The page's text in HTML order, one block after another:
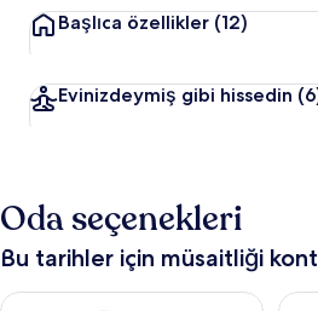
Başlıca özellikler (12)
Evinizdeymiş gibi hissedin
Oda seçenekleri
Bu tarihler için müsaitliği
Bu gece için müsaitliği kontrol et Ağu